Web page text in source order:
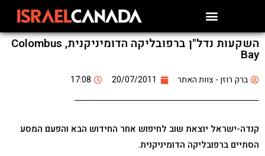
השקעות נדל"ן ברפובליקה הדומיניקנית, Colombus
Bay
ברק רוזן - צוות האתר 20/07/2011
17:08
קנדה-ישראל יוצאת שוב לחיפוש אחר החידוש הבא והפעם המסע
הסתיים ברפובליקה הדומיניקנית.